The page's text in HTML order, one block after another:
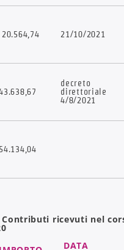
20.564,74 21/10/2021
decreto
direttoriale
4/8/2021
54.134,04
Contributi ricevuti nel
DATA